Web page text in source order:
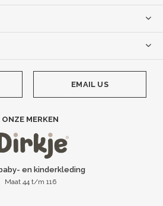
EMAIL US
ONZE MERKEN
en kinderkleding
Maat 44 t/m 116